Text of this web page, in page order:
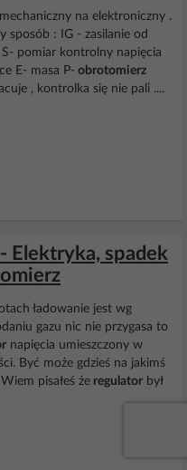
mechaniczny na elektroniczny .
sposób : IG - zasilanie od
pomiar kontrolny napięcia
E- masa P- obrotomierz
, kontrolka się nie pali ....
Elektryka, spadek
ładowanie jest wg
gazu nic nie przygasa to
napięcia umieszczony w
Być może gdzieś na jakimś
pisałeś że regulator był